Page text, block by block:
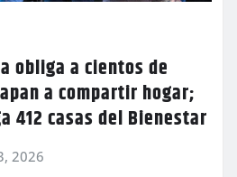
obliga a cientos de
a compartir hogar;
412 casas del Bienestar
2026